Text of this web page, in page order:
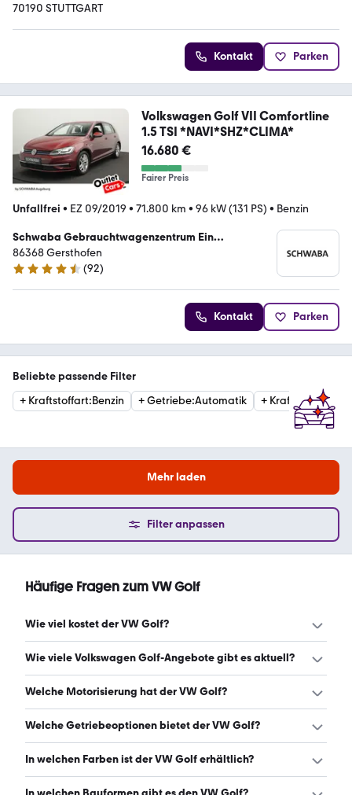
70190 STUTTGART
Kontakt Parken
Volkswagen Golf VII Comfortline
1.5 TSI *NAVI*SHZ*CLIMA*
16.680 €
Fairer Preis
Unfallfrei • EZ 09/2019 • 71.800 km • 96 kW (131 PS) • Benzin
Schwaba Gebrauchtwagenzentrum Ein
Unternehmen der Schwaba GmbH
86368 Gersthofen
4.5 Sterne
(92)
Kontakt Parken
Beliebte passende Filter
+ Kraftstoffart:Benzin +Getriebe:Automatik + Kraftstoffart
Mehr laden
Filter anpassen
Häufige Fragen zum VW Golf
Wie viel kostet der VW Golf?
Ein guter Preis für einen VW Golf liegt zwischen 5.043 €
monatlich. (Stand: 8.8.2026)
Wie viele Volkswagen Golf-Angebote gibt es aktuell?
Es gibt insgesamt 63.113 Volkswagen Golf bei mobile.de,
8.8.2026)
Welche Motorisierung hat der VW Golf?
Der VW Golf hat Leistungen zwischen 76 und 274 PS.
Welche Getriebeoptionen bietet der VW Golf?
Der VW Golf ist mit manuellem, automatischem und
8.8.2026)
In welchen Farben ist der VW Golf erhältlich?
Den VW Golf gibt es in folgenden Farben: grau, schwarz,